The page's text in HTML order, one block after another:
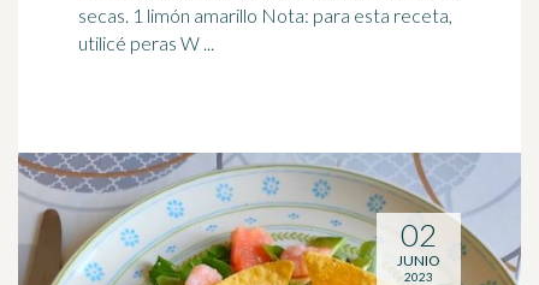
secas. 1 limón amarillo Nota: para esta receta,
utilicé peras W ...
02
JUNIO
2023